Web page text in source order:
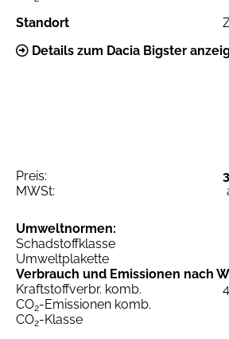
Standort
Details zum Dacia Bigster
Preis:
MWSt:
Umweltnormen:
Schadstoffklasse
Umweltplakette
Verbrauch und Emissionen nach
Kraftstoffverbr. komb.
CO2-Emissionen komb.
CO2-Klasse